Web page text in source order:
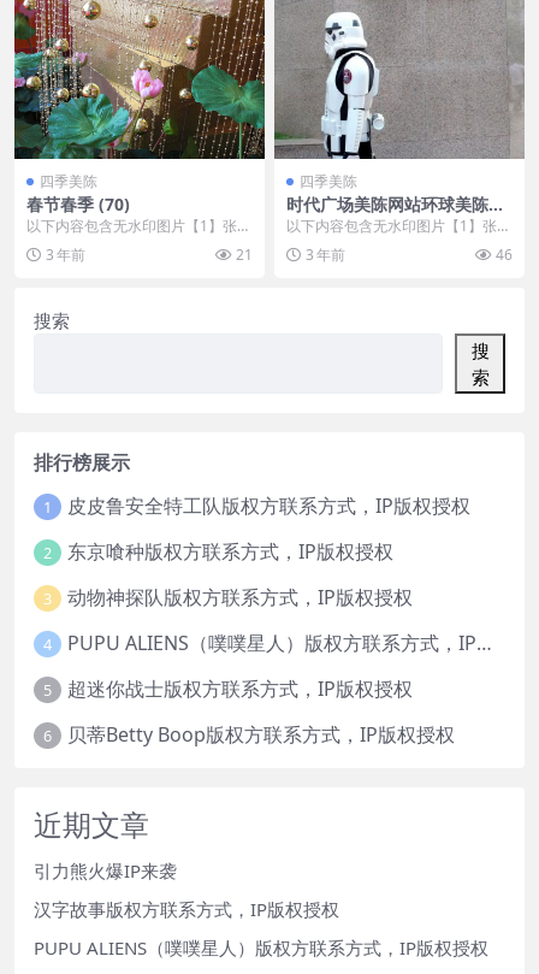
四季美陈
春节春季 (70)
以下内容包含无水印图片【1】张
，开通会员无障碍浏览 开通VIP会
员 3 年前 21
四季美陈
时代广场美陈网站环球美陈网
(55)
以下内容包含无水印图片【1】张
，开通会员无障碍浏览 开通VIP会
员 3 年前 46
搜索
搜
索
排行榜展示
1 皮皮鲁安全特工队版权方联系方式，IP版权授权
2 东京喰种版权方联系方式，IP版权授权
3 动物神探队版权方联系方式，IP版权授权
4 PUPU ALIENS（噗噗星人）版权方联系方式，IP版权授权
5 超迷你战士版权方联系方式，IP版权授权
6 贝蒂Betty Boop版权方联系方式，IP版权授权
近期文章
引力熊火爆IP来袭
汉字故事版权方联系方式，IP版权授权
PUPU ALIENS（噗噗星人）版权方联系方式，IP版权授权